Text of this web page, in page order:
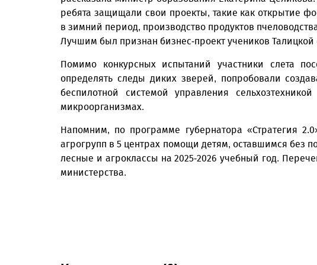
ребята защищали свои проекты, такие как открытие
в зимний период, производство продуктов
Лучшим был признан бизнес-проект учеников
Помимо конкурсных испытаний участники слета
определять следы диких зверей, попробовали
беспилотной системой управления
микроорганизмах.
Напомним, по программе губернатора «Стратегия
агрогрупп в 5 центрах помощи детям, оставшимся без
лесные и агроклассы на 2025-2026 учебный год.
министерства.